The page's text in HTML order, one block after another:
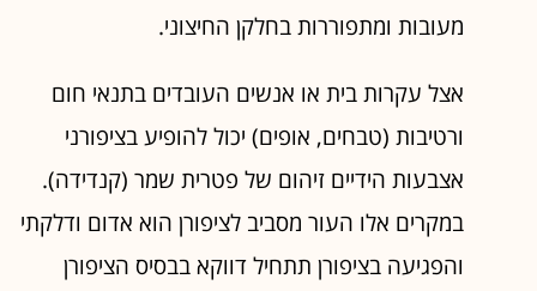
מעובות ומתפוררות בחלקן החיצוני.
אצל עקרות בית או אנשים העובדים בתנאי חום
ורטיבות (טבחים, אופים) יכול להופיע בציפורני
אצבעות הידיים זיהום של פטרית שמר (קנדידה).
במקרים אלו העור מסביב לציפורן הוא אדום ודלקתי
והפגיעה בציפורן תתחיל דווקא בבסיס הציפורן